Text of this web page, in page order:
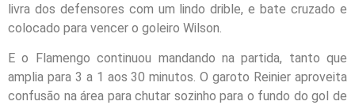
livra dos defensores com um lindo drible, e bate cruzado e
colocado para vencer o goleiro Wilson.
E o Flamengo continuou mandando na partida, tanto que
amplia para 3 a 1 aos 30 minutos. O garoto Reinier aproveita
confusão na área para chutar sozinho para o fundo do gol de